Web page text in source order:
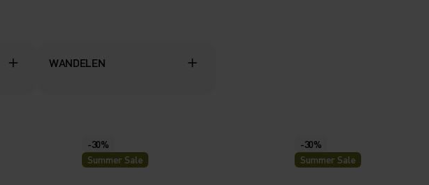
WANDELEN
-30%
Summer Sale
-30%
Summer Sale